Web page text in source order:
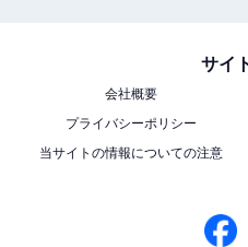
サイ
会社概要
プライバシーポリシー
当サイトの情報についての注意